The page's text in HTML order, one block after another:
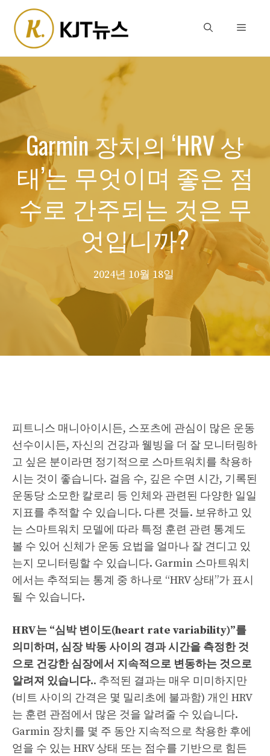
content
Menu
Garmin 장치의 ‘HRV 상
태’는 무엇이며 좋은 점
수로 간주되는 것은 무
엇입니까?
2024년 10월 18일
피트니스 매니아이시든, 스포츠에 관심이 많은 운동
선수이시든, 자신의 건강과 웰빙을 더 잘 모니터링하
고 싶은 분이라면 정기적으로 스마트워치를 착용하
시는 것이 좋습니다. 걸음 수, 깊은 수면 시간, 기록된
운동당 소모한 칼로리 등 인체와 관련된 다양한 일일
지표를 추적할 수 있습니다. 다른 것들. 보유하고 있
는 스마트워치 모델에 따라 특정 훈련 관련 통계도
볼 수 있어 신체가 운동 요법을 얼마나 잘 견디고 있
는지 모니터링할 수 있습니다. Garmin 스마트워치
에서는 추적되는 통계 중 하나로 “HRV 상태”가 표시
될 수 있습니다.
HRV는 “심박 변이도(heart rate variability)”를
의미하며, 심장 박동 사이의 경과 시간을 측정한 것
으로 건강한 심장에서 지속적으로 변동하는 것으로
알려져 있습니다.. 추적된 결과는 매우 미미하지만
(비트 사이의 간격은 몇 밀리초에 불과함) 개인 HRV
는 훈련 관점에서 많은 것을 알려줄 수 있습니다.
Garmin 장치를 몇 주 동안 지속적으로 착용한 후에
얻을 수 있는 HRV 상태 또는 점수를 기반으로 힘든